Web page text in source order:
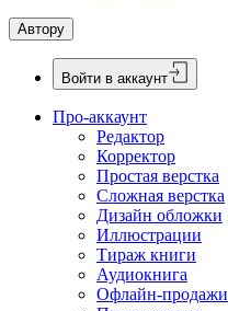
Автору
Войти в аккаунт
Про-аккаунт
Редактор
Корректор
Простая верстка
Сложная верстка
Дизайн обложки
Иллюстрации
Тираж книги
Аудиокнига
Офлайн-продажи